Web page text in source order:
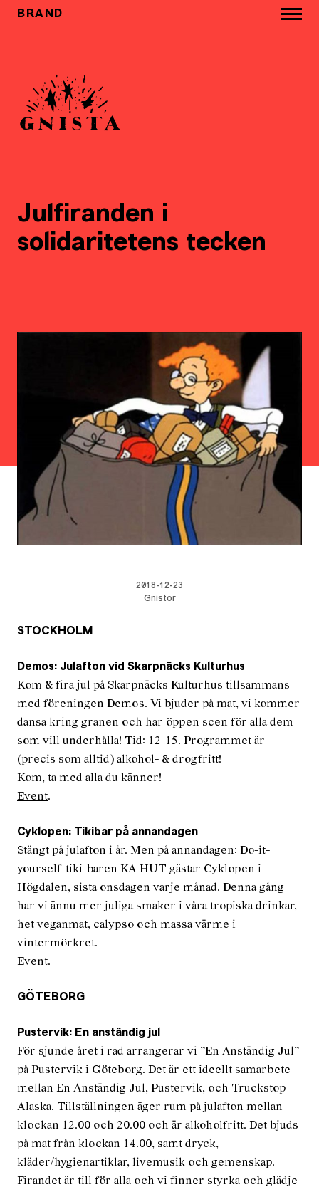
BRAND
Julfiranden i
solidaritetens tecken
2018-12-23
Gnistor
STOCKHOLM
Demos: Julafton vid Skarpnäcks Kulturhus
Kom & fira jul på Skarpnäcks Kulturhus tillsammans
med föreningen Demos. Vi bjuder på mat, vi kommer
dansa kring granen och har öppen scen för alla dem
som vill underhålla! Tid: 12-15. Programmet är
(precis som alltid) alkohol- & drogfritt!
Kom, ta med alla du känner!
Event.
Cyklopen: Tikibar på annandagen
Stängt på julafton i år. Men på annandagen: Do-it-
yourself-tiki-baren KA HUT gästar Cyklopen i
Högdalen, sista onsdagen varje månad. Denna gång
har vi ännu mer juliga smaker i våra tropiska drinkar,
het veganmat, calypso och massa värme i
vintermörkret.
Event.
GÖTEBORG
Pustervik: En anständig jul
För sjunde året i rad arrangerar vi ”En Anständig Jul”
på Pustervik i Göteborg. Det är ett ideellt samarbete
mellan En Anständig Jul, Pustervik, och Truckstop
Alaska. Tillställningen äger rum på julafton mellan
klockan 12.00 och 20.00 och är alkoholfritt. Det bjuds
på mat från klockan 14.00, samt dryck,
kläder/hygienartiklar, livemusik och gemenskap.
Firandet är till för alla och vi finner styrka och glädje